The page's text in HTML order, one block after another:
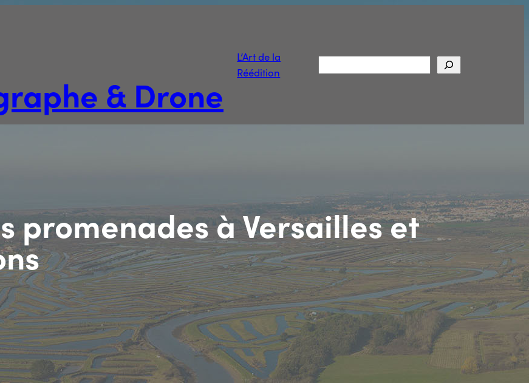
& Drone
L’Art de la
Réédition
promenades à Versailles et